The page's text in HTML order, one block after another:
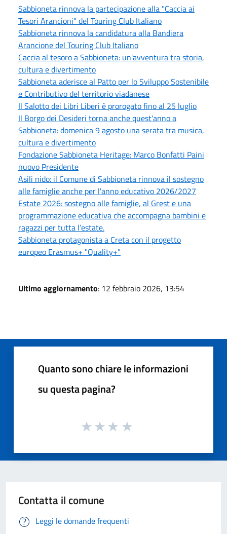
Sabbioneta rinnova la partecipazione alla "Caccia ai
Tesori Arancioni" del Touring Club Italiano
Sabbioneta rinnova la candidatura alla Bandiera
Arancione del Touring Club Italiano
Caccia al tesoro a Sabbioneta: un'avventura tra storia,
cultura e divertimento
Sabbioneta aderisce al Patto per lo Sviluppo Sostenibile
e Contributivo del territorio viadanese
Il Salotto dei Libri Liberi è prorogato fino al 25 luglio
Il Borgo dei Desideri torna anche quest'anno a
Sabbioneta: domenica 9 agosto una serata tra musica,
cultura e divertimento
Fondazione Sabbioneta Heritage: Marco Bonfatti Paini
nuovo Presidente
Asili nido: il Comune di Sabbioneta rinnova il sostegno
alle famiglie anche per l'anno educativo 2026/2027
Estate 2026: sostegno alle famiglie, al Grest e una
programmazione educativa che accompagna bambini e
ragazzi per tutta l’estate.
Sabbioneta protagonista a Creta con il progetto
europeo Erasmus+ "Quality+"
Ultimo aggiornamento: 12 febbraio 2026, 13:54
Quanto sono chiare le informazioni
su questa pagina?
Contatta il comune
Leggi le domande frequenti